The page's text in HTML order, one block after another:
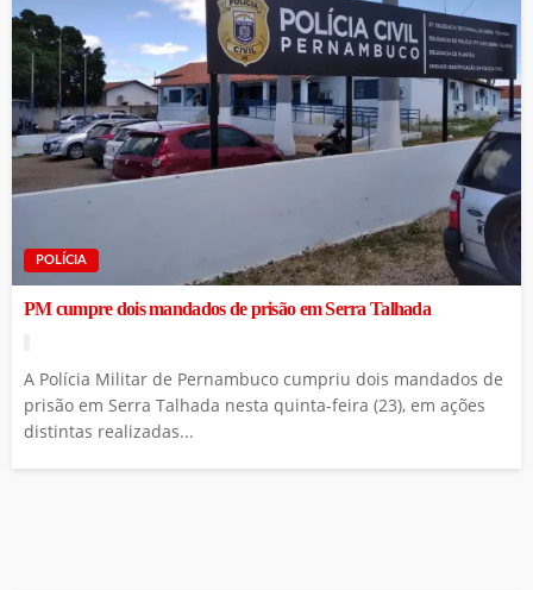
POLÍCIA
PM cumpre dois mandados de prisão em Serra Talhada
A Polícia Militar de Pernambuco cumpriu dois mandados de
prisão em Serra Talhada nesta quinta-feira (23), em ações
distintas realizadas...